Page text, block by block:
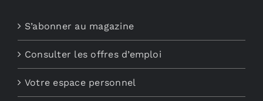
S’abonner au magazine
Consulter les offres d’emploi
Votre espace personnel